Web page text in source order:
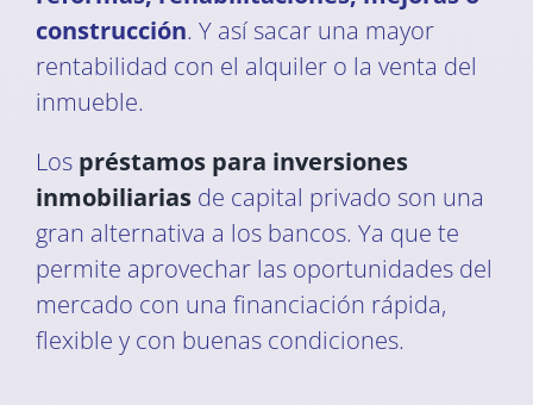
construcción. Y así sacar una mayor
rentabilidad con el alquiler o la venta del
inmueble.
Los préstamos para inversiones
inmobiliariasde capital privado son una
gran alternativa a los bancos. Ya que te
permite aprovechar las oportunidades del
mercado con una financiación rápida,
flexible y con buenas condiciones.